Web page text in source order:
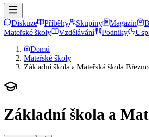
Diskuze Příběhy Skupiny Magazín
Mateřské školy
Vzdělávání Podniky
Domů
Mateřské školy
Základní škola a Mateřská škola Březno
Základní škola a